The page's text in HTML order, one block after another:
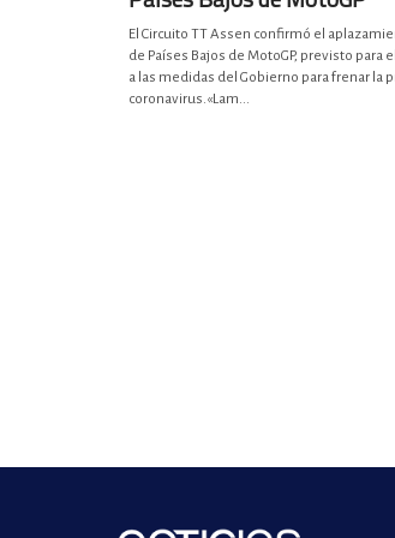
El Circuito TT Assen confirmó el
de Países Bajos de MotoGP, previsto para
a las medidas del Gobierno para frenar la
coronavirus.«Lam...